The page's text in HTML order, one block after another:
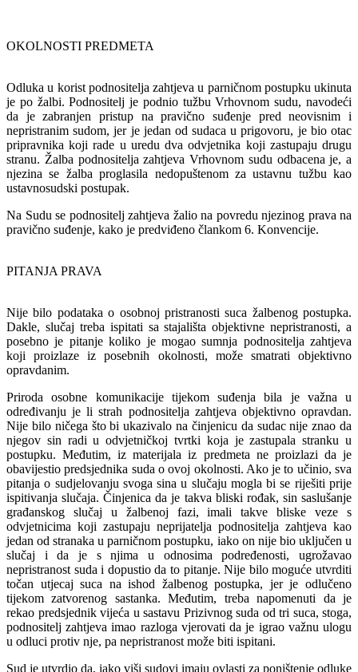
OKOLNOSTI PREDMETA
Odluka u korist podnositelja zahtjeva u parničnom postupku ukinuta
je po žalbi. Podnositelj je podnio tužbu Vrhovnom sudu, navodeći
da je zabranjen pristup na pravično suđenje pred neovisnim i
nepristranim sudom, jer je jedan od sudaca u prigovoru, je bio otac
pripravnika koji rade u uredu dva odvjetnika koji zastupaju drugu
stranu. Žalba podnositelja zahtjeva Vrhovnom sudu odbacena je, a
njezina se žalba proglasila nedopuštenom za ustavnu tužbu kao
ustavnosudski postupak.
Na Sudu se podnositelj zahtjeva žalio na povredu njezinog prava na
pravično suđenje, kako je predviđeno člankom 6. Konvencije.
PITANJA PRAVA
Nije bilo podataka o osobnoj pristranosti suca žalbenog postupka.
Dakle, slučaj treba ispitati sa stajališta objektivne nepristranosti, a
posebno je pitanje koliko je mogao sumnja podnositelja zahtjeva
koji proizlaze iz posebnih okolnosti, može smatrati objektivno
opravdanim.
Priroda osobne komunikacije tijekom suđenja bila je važna u
određivanju je li strah podnositelja zahtjeva objektivno opravdan.
Nije bilo ničega što bi ukazivalo na činjenicu da sudac nije znao da
njegov sin radi u odvjetničkoj tvrtki koja je zastupala stranku u
postupku. Međutim, iz materijala iz predmeta ne proizlazi da je
obavijestio predsjednika suda o ovoj okolnosti. Ako je to učinio, sva
pitanja o sudjelovanju svoga sina u slučaju mogla bi se riješiti prije
ispitivanja slučaja. Činjenica da je takva bliski rođak, sin saslušanje
građanskog slučaj u žalbenoj fazi, imali takve bliske veze s
odvjetnicima koji zastupaju neprijatelja podnositelja zahtjeva kao
jedan od stranaka u parničnom postupku, iako on nije bio uključen u
slučaj i da je s njima u odnosima podređenosti, ugrožavao
nepristranost suda i dopustio da to pitanje. Nije bilo moguće utvrditi
točan utjecaj suca na ishod žalbenog postupka, jer je odlučeno
tijekom zatvorenog sastanka. Međutim, treba napomenuti da je
rekao predsjednik vijeća u sastavu Prizivnog suda od tri suca, stoga,
podnositelj zahtjeva imao razloga vjerovati da je igrao važnu ulogu
u odluci protiv nje, pa nepristranost može biti ispitani.
Sud je utvrdio da, iako viši sudovi imaju ovlasti za poništenje odluke